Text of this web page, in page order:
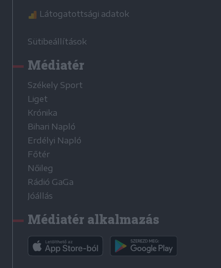
Látogatottsági adatok
Sütibeállítások
Médiatér
Székely Sport
Liget
Krónika
Bihari Napló
Erdélyi Napló
Főtér
Nőileg
Rádió GaGa
Jóállás
Médiatér alkalmazás